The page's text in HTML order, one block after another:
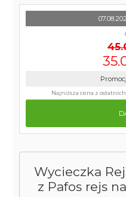
Wycieczka
z Pafos rejs
Najniższa cena z